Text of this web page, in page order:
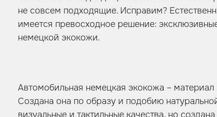
не совсем подходящие. Исправим?
имеется превосходное решение:
немецкой экокожи.
Автомобильная немецкая экокожа –
Создана она по образу и подобию
визуальные и тактильные качества, но